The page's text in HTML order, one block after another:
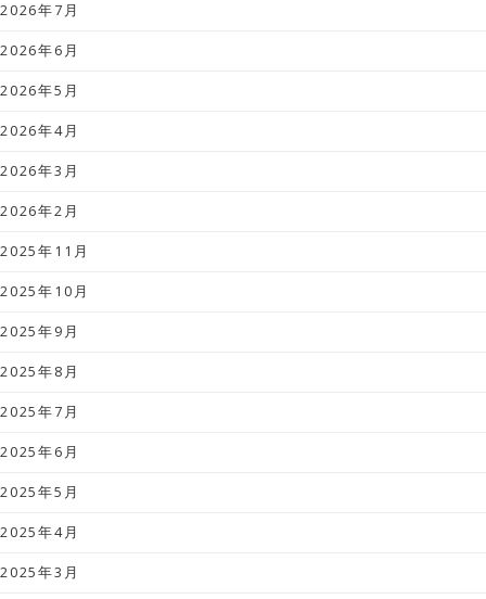
2026年7月
2026年6月
2026年5月
2026年4月
2026年3月
2026年2月
2025年11月
2025年10月
2025年9月
2025年8月
2025年7月
2025年6月
2025年5月
2025年4月
2025年3月